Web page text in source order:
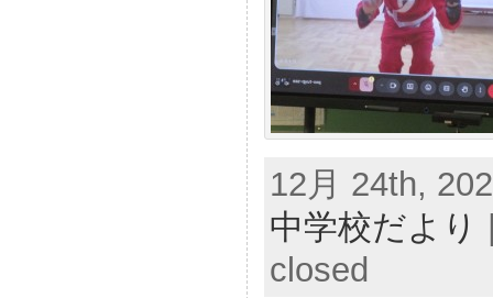
12月 24th,
中学校だより
closed